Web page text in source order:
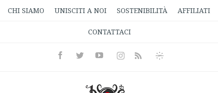
CHI SIAMO UNISCITI A NOI SOSTENIBILITÀ AFFILIATI
CONTATTACI
FacebookTwitterYoutubeInstagramRss
Informativa